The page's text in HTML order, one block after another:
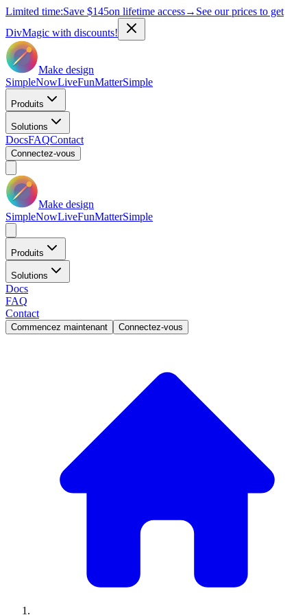
Limited time:Save $145on lifetime access→ See our prices to get
DivMagic with discounts!
Make design
SimpleNowLiveFunMatterSimple
Produits
Solutions
DocsFAQContact
Connectez-vous
Make design
SimpleNowLiveFunMatterSimple
Produits
Solutions
Docs
FAQ
Contact
Commencez maintenant Connectez-vous